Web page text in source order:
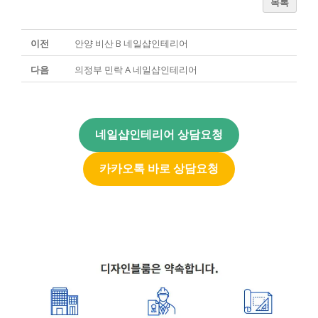
이전 안양 비산 B 네일샵인테리어
다음 의정부 민락 A 네일샵인테리어
네일샵인테리어 상담요청
카카오톡 바로 상담요청